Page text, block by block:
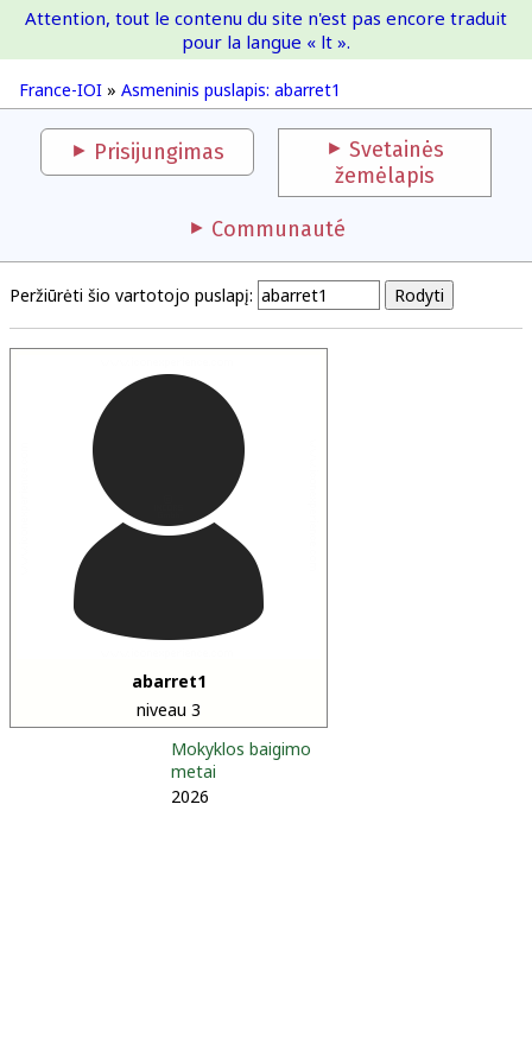
France-IOI
France-IOI » Asmeninis puslapis: abarret1
Attention, tout le contenu du site n'est pas encore traduit
pour la langue « lt ».
Prisijungimas
Svetainės
žemėlapis
Communauté
Peržiūrėti šio vartotojo puslapį:
abarret1
niveau 3
Mokyklos baigimo
metai
2026